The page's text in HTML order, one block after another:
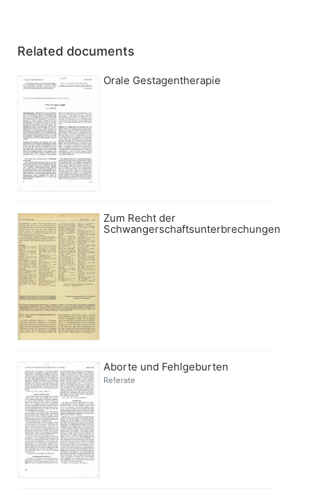
Related documents
Orale Gestagentherapie
Zum Recht der
Schwangerschaftsunterbrechungen
Aborte und Fehlgeburten
Referate